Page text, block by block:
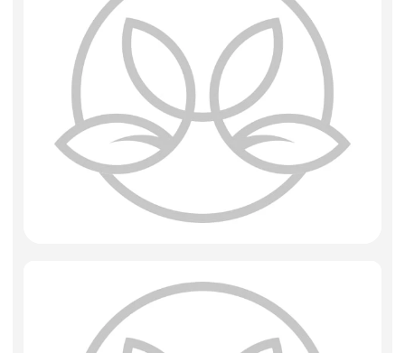
Игрушки мягкие
Сухоцветы